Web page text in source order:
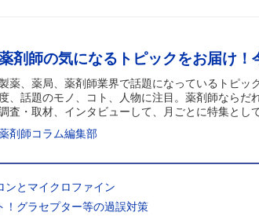
剤師の気になるトピックをお届け！
薬、薬局、薬剤師業界で話題になっているトピッ
度、話題のモノ、コト、人物に注目。薬剤師ならだ
査・取材、インタビューして、月ごとに特集とし
剤師コラム編集部
ンとマイクロファイン
！グラセプター等の過誤対策